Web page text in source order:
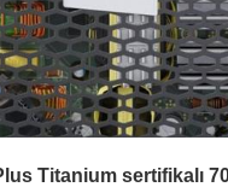
Titanium sertifikalı